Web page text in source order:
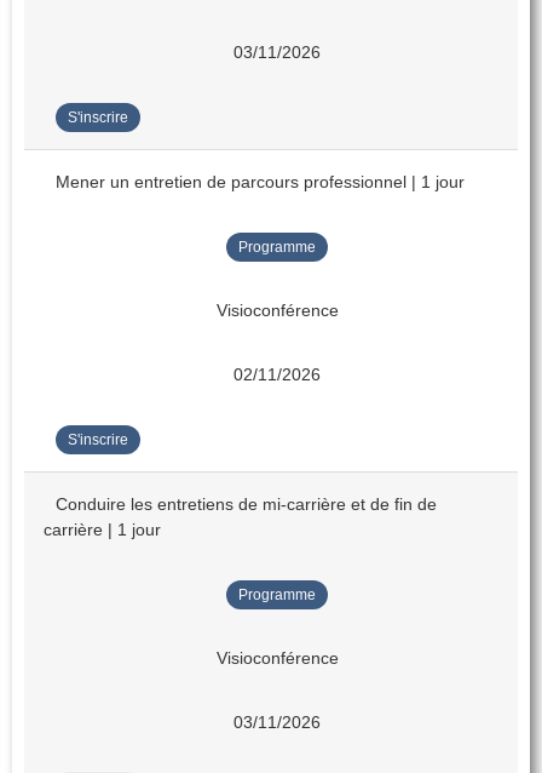
03/11/2026
S'inscrire
Mener un entretien de parcours professionnel | 1 jour
Programme
Visioconférence
02/11/2026
S'inscrire
Conduire les entretiens de mi-carrière et de fin de
carrière | 1 jour
Programme
Visioconférence
03/11/2026